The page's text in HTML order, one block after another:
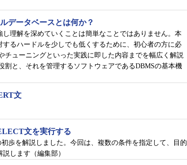
で「エラー9001」を確認
目次に戻る
エラーログを深く検証します。
ス 'DB2' のログは使用できません」と表示されてい
」に、「データベース 'DB2' でエラー （エラーの
、可用性グループ 'AG' が失敗しました」と記録さ
データベースとは何か？
理解を深めていくことは簡単なことではありません。本
るハードルを少しでも低くするために、初心者の方に必
チューニングといった実践に即した内容までを幅広く解説
割と、それを管理するソフトウェアであるDBMSの基本機
文
文を実行する
歩を解説しました。今回は、複数の条件を指定して、目的
します（編集部）